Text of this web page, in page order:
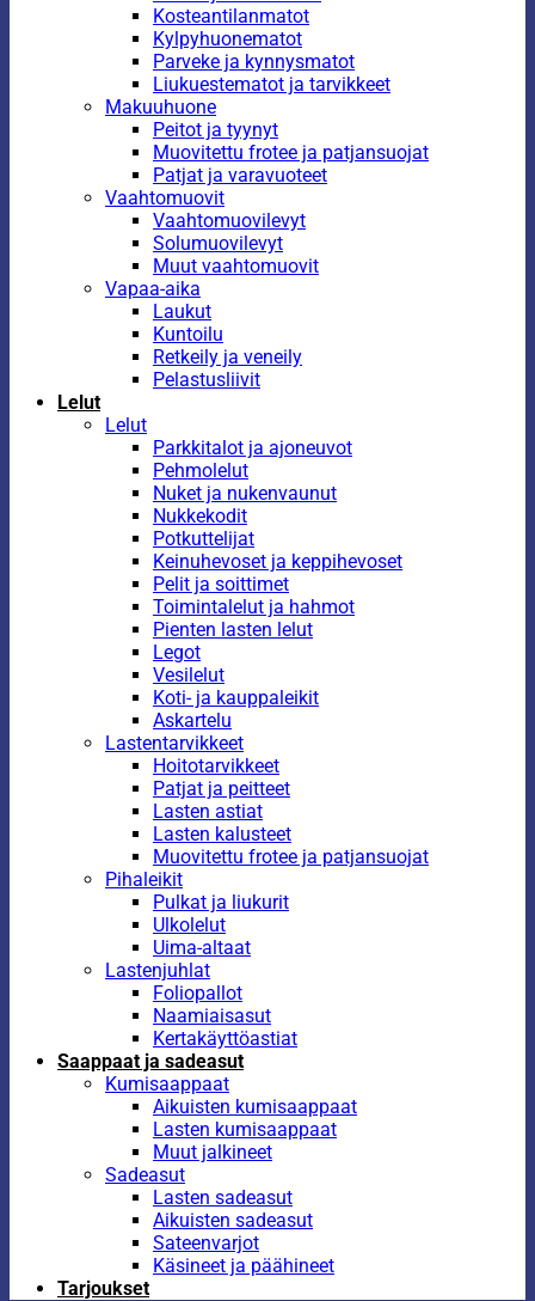
Kosteantilanmatot
Kylpyhuonematot
Parveke ja kynnysmatot
Liukuestematot ja tarvikkeet
Makuuhuone
Peitot ja tyynyt
Muovitettu frotee ja patjansuojat
Patjat ja varavuoteet
Vaahtomuovit
Vaahtomuovilevyt
Solumuovilevyt
Muut vaahtomuovit
Vapaa-aika
Laukut
Kuntoilu
Retkeily ja veneily
Pelastusliivit
Lelut
Lelut
Parkkitalot ja ajoneuvot
Pehmolelut
Nuket ja nukenvaunut
Nukkekodit
Potkuttelijat
Keinuhevoset ja keppihevoset
Pelit ja soittimet
Toimintalelut ja hahmot
Pienten lasten lelut
Legot
Vesilelut
Koti- ja kauppaleikit
Askartelu
Lastentarvikkeet
Hoitotarvikkeet
Patjat ja peitteet
Lasten astiat
Lasten kalusteet
Muovitettu frotee ja patjansuojat
Pihaleikit
Pulkat ja liukurit
Ulkolelut
Uima-altaat
Lastenjuhlat
Foliopallot
Naamiaisasut
Kertakäyttöastiat
Saappaat ja sadeasut
Kumisaappaat
Aikuisten kumisaappaat
Lasten kumisaappaat
Muut jalkineet
Sadeasut
Lasten sadeasut
Aikuisten sadeasut
Sateenvarjot
Käsineet ja päähineet
Tarjoukset